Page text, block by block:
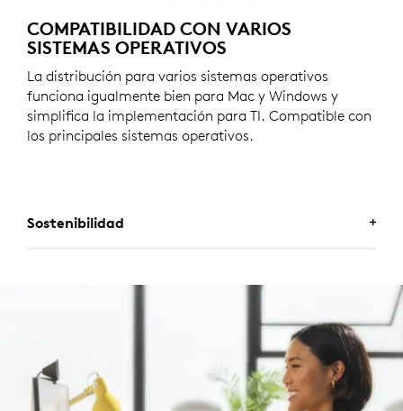
COMPATIBILIDAD CON VARIOS
SISTEMAS OPERATIVOS
La distribución para varios sistemas operativos
funciona igualmente bien para Mac y Windows y
simplifica la implementación para TI. Compatible con
los principales sistemas operativos.
Sostenibilidad
UNA ELECCIÓN QUE TE HARÁ
Logitech se compromete a crear un mundo más
sostenible. Estamos trabajando activamente para
minimizar nuestra huella ambiental y acelerar el
ritmo del cambio social.